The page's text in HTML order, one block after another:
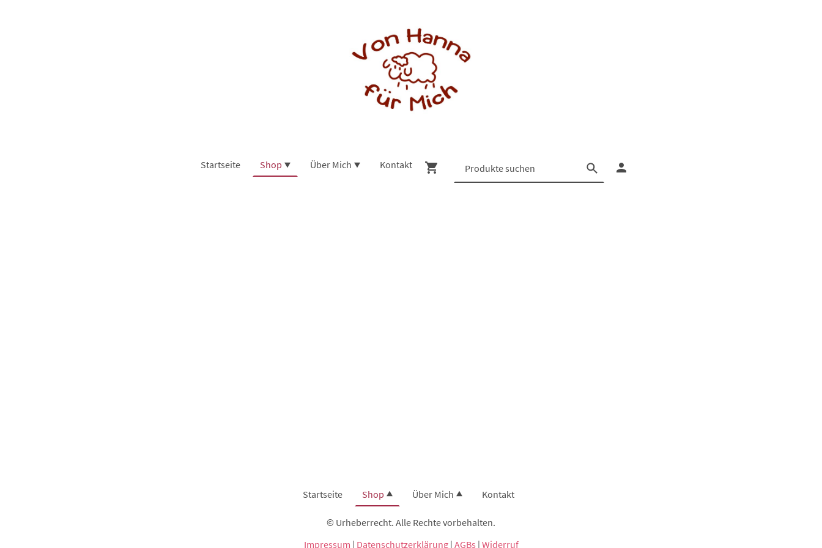
Startseite Shop Über Mich Kontakt
Startseite Shop Über Mich Kontakt
© Urheberrecht. Alle Rechte vorbehalten.
Impressum | Datenschutzerklärung| AGBs | Widerruf